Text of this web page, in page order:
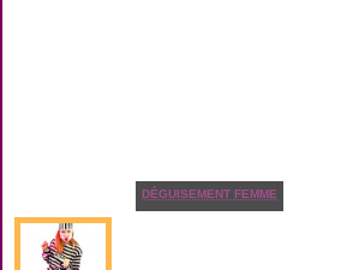
DÉGUISEMENT FEMME